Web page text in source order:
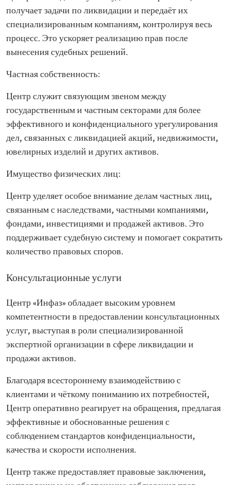
получает задачи по ликвидации и передаёт их
специализированным компаниям, контролируя весь
процесс. Это ускоряет реализацию прав после
вынесения судебных решений.
Частная собственность:
Центр служит связующим звеном между
государственным и частным секторами для более
эффективного и конфиденциального урегулирования
дел, связанных с ликвидацией акций, недвижимости,
ювелирных изделий и других активов.
Имущество физических лиц:
Центр уделяет особое внимание делам частных лиц,
связанным с наследствами, частными компаниями,
фондами, инвестициями и продажей активов. Это
поддерживает судебную систему и помогает сократить
количество правовых споров.
Консультационные услуги
Центр «Инфаз» обладает высоким уровнем
компетентности в предоставлении консультационных
услуг, выступая в роли специализированной
экспертной организации в сфере ликвидации и
продажи активов.
Благодаря всестороннему взаимодействию с
клиентами и чёткому пониманию их потребностей,
Центр оперативно реагирует на обращения, предлагая
эффективные и обоснованные решения с
соблюдением стандартов конфиденциальности,
качества и скорости исполнения.
Центр также предоставляет правовые заключения,